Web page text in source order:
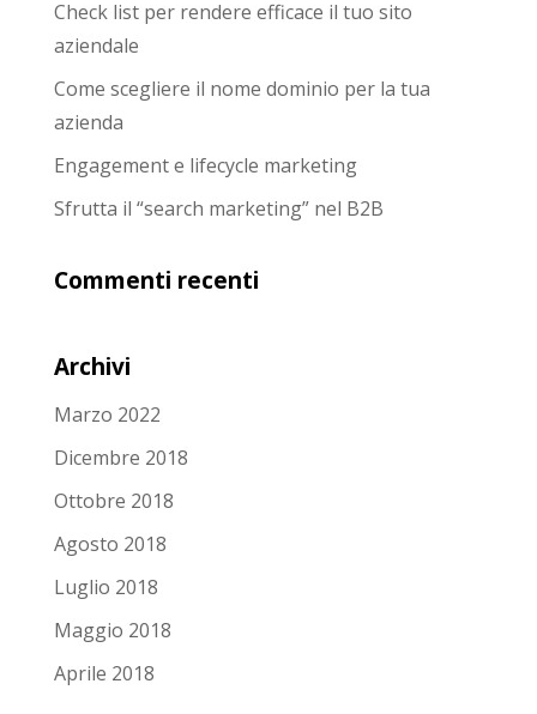
Check list per rendere efficace il tuo sito
aziendale
Come scegliere il nome dominio per la tua
azienda
Engagement e lifecycle marketing
Sfrutta il “search marketing” nel B2B
Commenti recenti
Archivi
Marzo 2022
Dicembre 2018
Ottobre 2018
Agosto 2018
Luglio 2018
Maggio 2018
Aprile 2018